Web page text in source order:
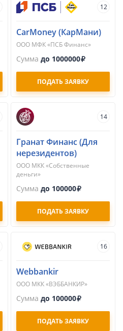
12
CarMoney (КарМани)
ООО МФК «ПСБ Финанс»
Сумма до 1000000
ПОДАТЬ ЗАЯВКУ
14
Гранат Финанс (Для
нерезидентов)
ООО МКК «Собственные
деньги»
Сумма до 100000
ПОДАТЬ ЗАЯВКУ
16
Webbankir
ООО МКК «ВЭББАНКИР»
Сумма до 100000
ПОДАТЬ ЗАЯВКУ